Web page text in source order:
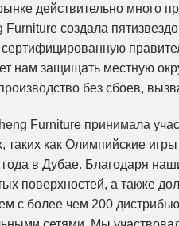
действительно много
создала
нам защищать местную
без сбоев,
Furniture принимала
таких как Олимпийские
в Дубае. Благодаря
поверхностей, а также
с более чем 200